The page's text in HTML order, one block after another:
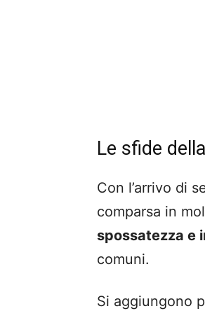
Le sfide
Con l’arrivo di
comparsa in
spossatezza e
comuni.
Si aggiungono